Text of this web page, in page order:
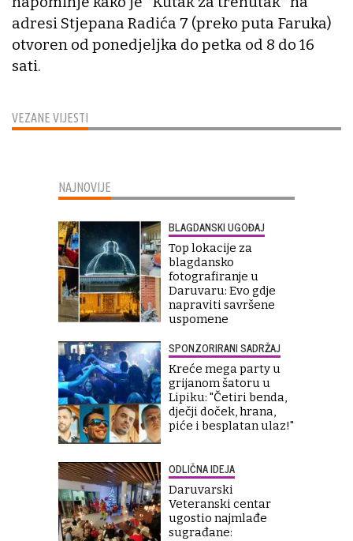
VEZANE VIJESTI
adresi Stjepana Radića 7 (preko puta Faruka)
otvoren od ponedjeljka do petka od 8 do 16
sati.
NAJNOVIJE
BLAGDANSKI UGOĐAJ
Top lokacije za
blagdansko
fotografiranje u
Daruvaru: Evo gdje
napraviti savršene
uspomene
SPONZORIRANI SADRŽAJ
Kreće mega party u
grijanom šatoru u
Lipiku: "Četiri benda,
dječji doček, hrana,
piće i besplatan ulaz!"
ODLIČNA IDEJA
Daruvarski
Veteranski centar
ugostio najmlađe
sugrađane: